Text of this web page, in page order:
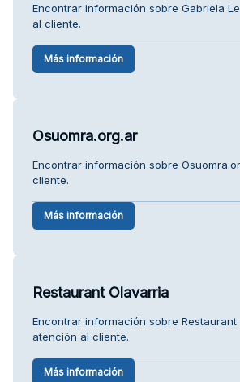
Encontrar información sobre Gabriela
al cliente.
Más información
Osuomra.org.ar
Encontrar información sobre
cliente.
Más información
Restaurant Olavarria
Encontrar información sobre Restaurant
atención al cliente.
Más información